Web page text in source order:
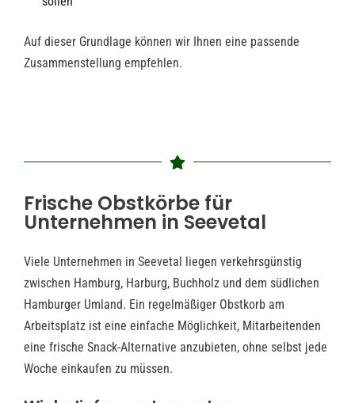
Auf dieser Grundlage können wir Ihnen eine passende
Zusammenstellung empfehlen.
Frische Obstkörbe für
Unternehmen in Seevetal
Viele Unternehmen in Seevetal liegen verkehrsgünstig
zwischen Hamburg, Harburg, Buchholz und dem südlichen
Hamburger Umland. Ein regelmäßiger Obstkorb am
Arbeitsplatz ist eine einfache Möglichkeit, Mitarbeitenden
eine frische Snack-Alternative anzubieten, ohne selbst jede
Woche einkaufen zu müssen.